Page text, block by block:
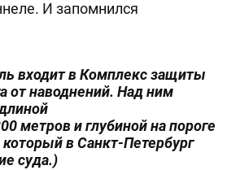
И запомнился
входит в Комплекс защиты
от наводнений. Над ним
метров и глубиной на пороге
который в Санкт-Петербург
суда.)